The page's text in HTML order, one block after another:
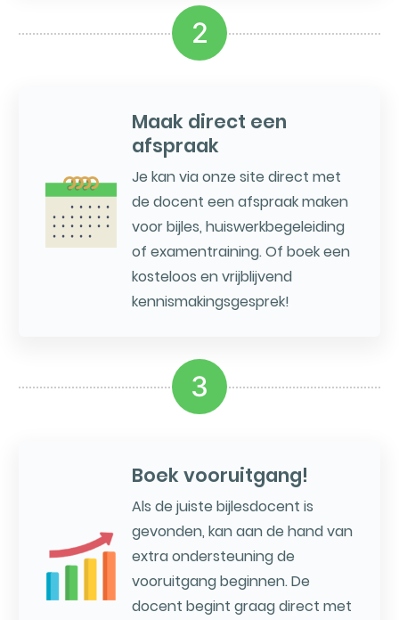
2
Maak direct een
afspraak
Je kan via onze site direct met
de docent een afspraak maken
voor bijles, huiswerkbegeleiding
of examentraining. Of boek een
kosteloos en vrijblijvend
kennismakingsgesprek!
3
Boek vooruitgang!
Als de juiste bijlesdocent is
gevonden, kan aan de hand van
extra ondersteuning de
vooruitgang beginnen. De
docent begint graag direct met